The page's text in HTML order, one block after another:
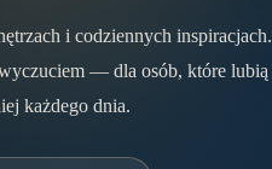
i codziennych inspiracjach.
— dla osób, które lubią
każdego dnia.